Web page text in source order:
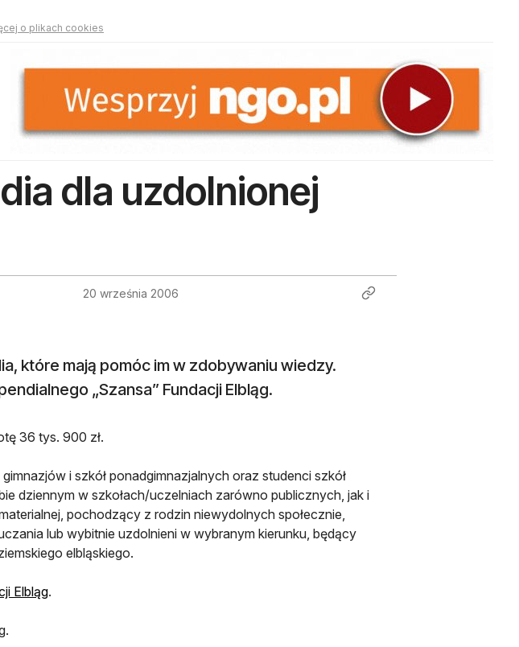
o plikach cookies
dla uzdolnionej
20 września 2006
które mają pomóc im w zdobywaniu wiedzy.
„Szansa” Fundacji Elbląg.
36 tys. 900 zł.
i szkół ponadgimnazjalnych oraz studenci szkół
dziennym w szkołach/uczelniach zarówno publicznych, jak i
pochodzący z rodzin niewydolnych społecznie,
lub wybitnie uzdolnieni w wybranym kierunku, będący
elbląskiego.
Elbląg.